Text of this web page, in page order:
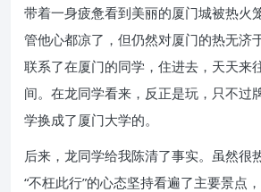
带着一身疲惫看到美丽的厦门城被热火
管他心都凉了，但仍然对厦门的热无济
联系了在厦门的同学，住进去，天天来
间。在龙同学看来，反正是玩，只不过
学换成了厦门大学的。
后来，龙同学给我陈清了事实。虽然很
“不枉此行”的心态坚持看遍了主要景点